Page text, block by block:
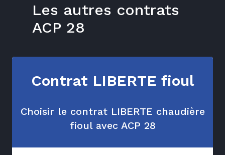
Les autres contrats
ACP 28
Contrat LIBERTE fioul
Choisir le contrat LIBERTE chaudière
fioul avec ACP 28